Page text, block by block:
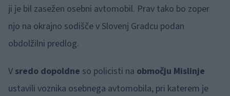
ji je bil zasežen osebni avtomobil. Prav tako bo zoper
njo na okrajno sodišče v Slovenj Gradcu podan
obdolžilni predlog.
V sredo dopoldne so policisti na območju Mislinje
ustavili voznika osebnega avtomobila, pri katerem je